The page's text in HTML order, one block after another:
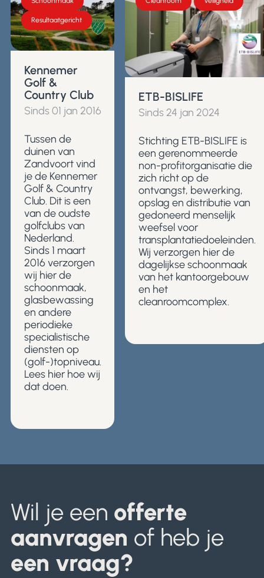
Resultaatgericht
Kennemer
Golf &
Country Club
Sinds 01 jan 2016
Tussen de
duinen van
Zandvoort vind
je de Kennemer
Golf & Country
Club. Dit is een
van de oudste
golfclubs van
Nederland.
Sinds 1 maart
2016 verzorgen
wij hier de
schoonmaak,
glasbewassing
en andere
periodieke
specialistische
diensten op
(golf-)topniveau.
Lees hier hoe wij
dat doen.
ETB-BISLIFE
Sinds 24 jan 2024
Stichting ETB-BISLIFE is
een gerenommeerde
non-profitorganisatie die
zich richt op de
ontvangst, bewerking,
opslag en distributie van
gedoneerd menselijk
weefsel voor
transplantatiedoeleinden.
Wij verzorgen hier de
dagelijkse schoonmaak
van het kantoorgebouw
en het
cleanroomcomplex.
Wil je een offerte
aanvragen of heb je
een vraag?